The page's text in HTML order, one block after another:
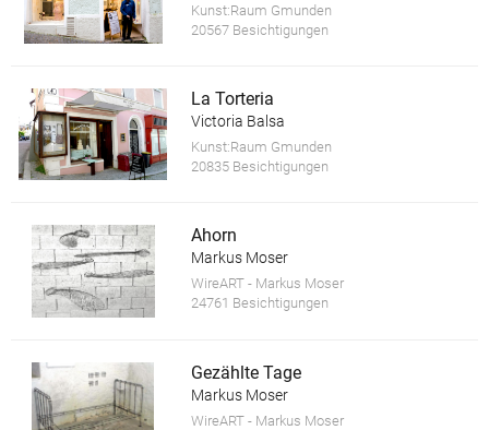
Kunst:Raum Gmunden
20567 Besichtigungen
La Torteria
Victoria Balsa
Kunst:Raum Gmunden
20835 Besichtigungen
Ahorn
Markus Moser
WireART - Markus Moser
24761 Besichtigungen
Gezählte Tage
Markus Moser
WireART - Markus Moser